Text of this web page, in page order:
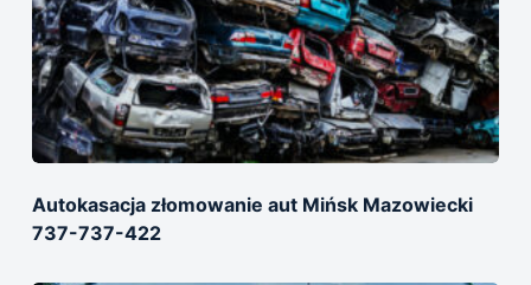
Autokasacja złomowanie aut Mińsk Mazowiecki
737-737-422